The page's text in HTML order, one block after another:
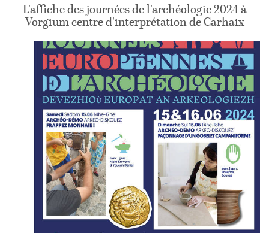
L'affiche des journées de l'archéologie 2024 à
Vorgium centre d'interprétation de Carhaix